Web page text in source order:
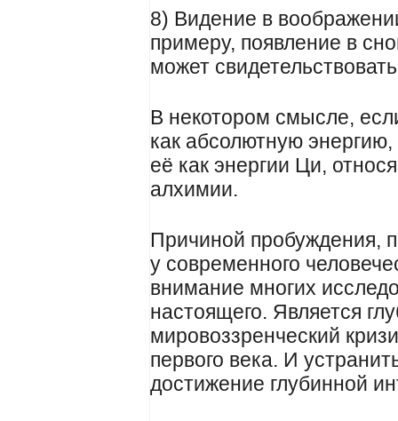
8) Видение в
примеру, появление в
может
В некотором смысле,
как абсолютную
её как энергии Ци,
алхимии.
Причиной пробуждения,
у современного
внимание многих
настоящего. Является
мировоззренческий
первого века. И
достижение глубинной